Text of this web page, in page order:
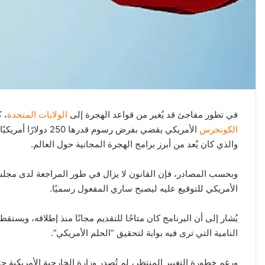
في تطور مفاجئ قد يُغير من قواعد الهجرة إلى الولايات المتحدة،
الكونجرس
والذي كان يُعد من أبرز برامج الهجرة المجانية حول العالم.
وبحسب المصادر، فإن القانون لا يزال في طور المراجعة لدى
الأمريكي للتوقيع عليه ليصبح ساري المفعول رسميًا.
يُشار إلى أن البرنامج كان متاحًا للتقديم مجانًا منذ إطلاقه،
النامية التي ترى فيه بوابة لتحقيق “الحلم الأمريكي”.
ورغم خطورة التغيير المنتظر، لم تُصدر وزارة الخارجية